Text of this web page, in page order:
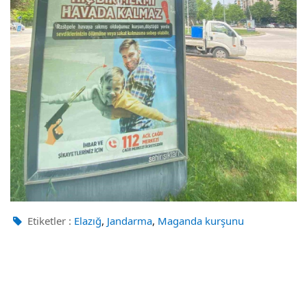
Etiketler : Elazığ, Jandarma, Maganda kurşunu